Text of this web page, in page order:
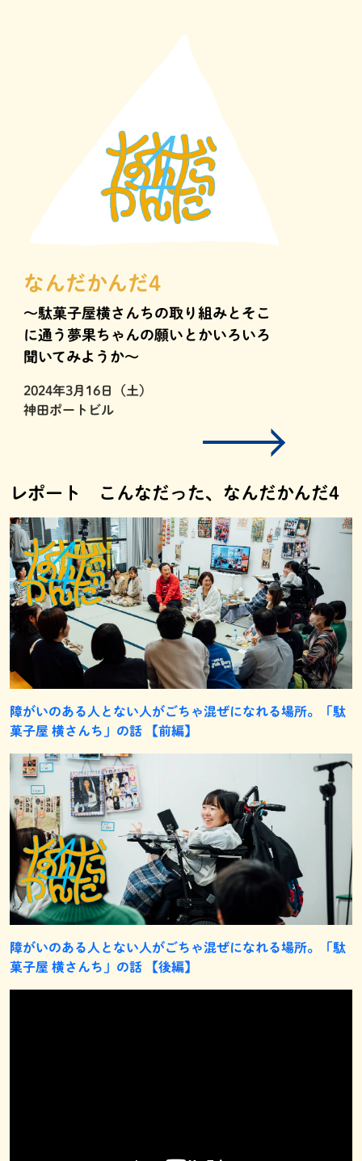
なんだかんだ4
〜駄菓子屋横さんちの取り組みとそこ
に通う夢果ちゃんの願いとかいろいろ
聞いてみようか〜
2024年3月16日（土）
神田ポートビル
レポート こんなだった、なんだかんだ4
障がいのある人とない人がごちゃ混ぜになれる場所。「駄
菓子屋 横さんち」の話 【前編】
障がいのある人とない人がごちゃ混ぜになれる場所。「駄
菓子屋 横さんち」の話 【後編】